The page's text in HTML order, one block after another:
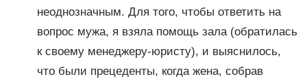
неоднозначным. Для того, чтобы ответить на
вопрос мужа, я взяла помощь зала (обратилась
к своему менеджеру-юристу), и выяснилось,
что были прецеденты, когда жена, собрав